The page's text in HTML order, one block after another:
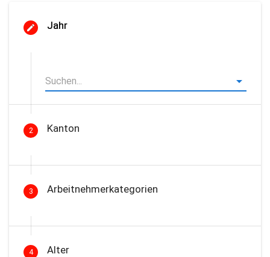
Jahr
2 Kanton
3 Arbeitnehmerkategorien
4 Alter